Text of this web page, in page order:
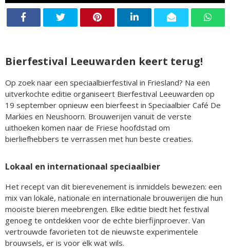
Bierfestival Leeuwarden keert terug!
Op zoek naar een speciaalbierfestival in Friesland? Na een
uitverkochte editie organiseert Bierfestival Leeuwarden op
19 september opnieuw een bierfeest in Speciaalbier Café De
Markies en Neushoorn. Brouwerijen vanuit de verste
uithoeken komen naar de Friese hoofdstad om
bierliefhebbers te verrassen met hun beste creaties.
Lokaal en internationaal speciaalbier
Het recept van dit bierevenement is inmiddels bewezen: een
mix van lokale, nationale en internationale brouwerijen die hun
mooiste bieren meebrengen. Elke editie biedt het festival
genoeg te ontdekken voor de echte bierfijnproever. Van
vertrouwde favorieten tot de nieuwste experimentele
brouwsels, er is voor elk wat wils.